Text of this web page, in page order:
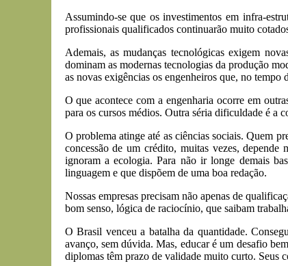
Assumindo-se que os investimentos em infra-
profissionais qualificados continuarão muito
Ademais, as mudanças tecnológicas exigem
dominam as modernas tecnologias da produção
as novas exigências os engenheiros que, no tempo
O que acontece com a engenharia ocorre em
para os cursos médios. Outra séria dificuldade é a
O problema atinge até as ciências sociais. Quem
concessão de um crédito, muitas vezes,
ignoram a ecologia. Para não ir longe demais
linguagem e que dispõem de uma boa redação.
Nossas empresas precisam não apenas de
bom senso, lógica de raciocínio, que saibam
O Brasil venceu a batalha da quantidade.
avanço, sem dúvida. Mas, educar é um desafio
diplomas têm prazo de validade muito curto. Seus